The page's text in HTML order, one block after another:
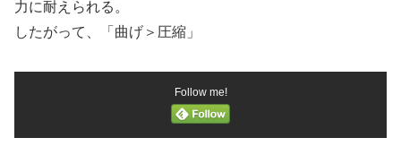
力に耐えられる。
したがって、「曲げ＞圧縮」
Follow me!